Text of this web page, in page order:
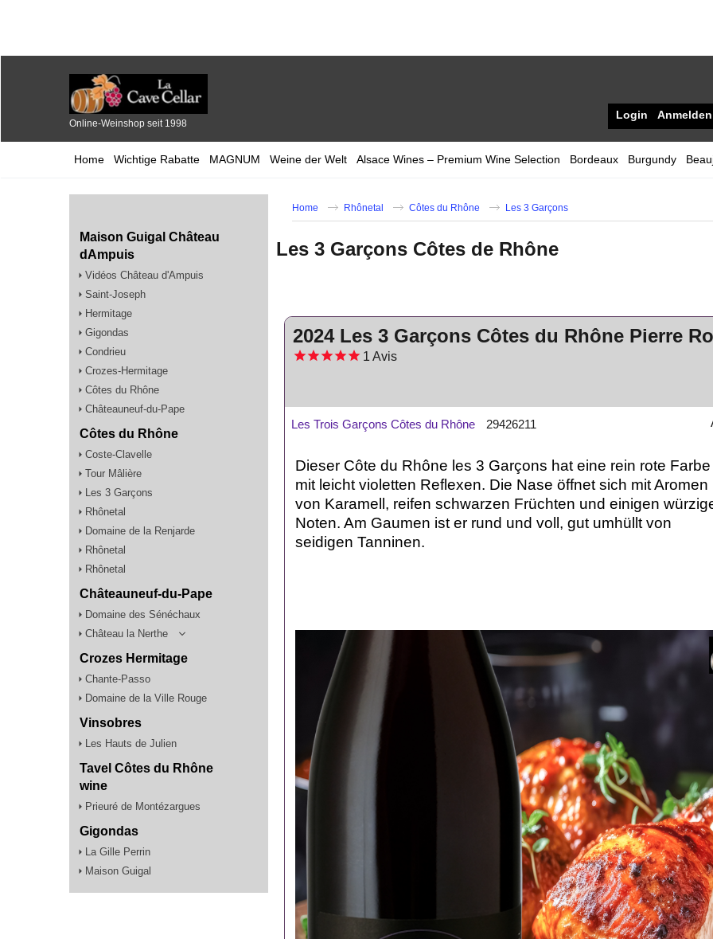
Online-Weinshop seit 1998
Login Anmelden
Home Wichtige Rabatte MAGNUM Weine der Welt Alsace Wines – Premium Wine Selection Bordeaux Burgundy
Maison Guigal Château
dAmpuis
Vidéos Château d'Ampuis
Saint-Joseph
Hermitage
Gigondas
Condrieu
Crozes-Hermitage
Côtes du Rhône
Châteauneuf-du-Pape
Côtes du Rhône
Coste-Clavelle
Tour Mâlière
Les 3 Garçons
Rhônetal
Domaine de la Renjarde
Rhônetal
Rhônetal
Châteauneuf-du-Pape
Domaine des Sénéchaux
Château la Nerthe
Crozes Hermitage
Chante-Passo
Domaine de la Ville Rouge
Vinsobres
Les Hauts de Julien
Tavel Côtes du Rhône
wine
Prieuré de Montézargues
Gigondas
La Gille Perrin
Maison Guigal
Home Rhônetal Côtes du Rhône Les 3 Garçons
Les 3 Garçons Côtes de Rhône
2024 Les 3 Garçons Côtes du Rhône Pierre
1 Avis
Les Trois Garçons Côtes du Rhône 29426211
Dieser Côte du Rhône les 3 Garçons hat eine rein rote Farbe
mit leicht violetten Reflexen. Die Nase öffnet sich mit Aromen
von Karamell, reifen schwarzen Früchten und einigen
Noten. Am Gaumen ist er rund und voll, gut umhüllt von
seidigen Tanninen.